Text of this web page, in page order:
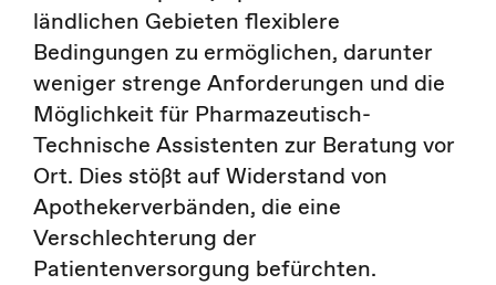
ländlichen Gebieten flexiblere
Bedingungen zu ermöglichen, darunter
weniger strenge Anforderungen und die
Möglichkeit für Pharmazeutisch-
Technische Assistenten zur Beratung vor
Ort. Dies stößt auf Widerstand von
Apothekerverbänden, die eine
Verschlechterung der
Patientenversorgung befürchten.